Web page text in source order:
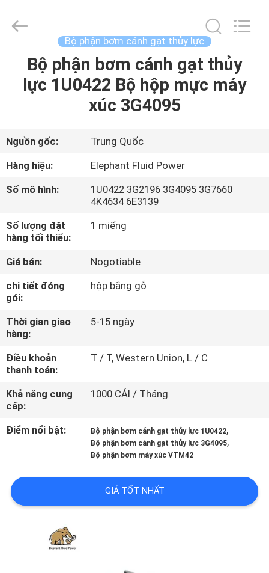
TRANG
CHỦ
SẢN
PHẨM
CHÚNG
TÔI
THAM
QUAN
NHÀ
MÁY
SOÁT
CHẤT
LIÊN
HỆ
Elephant
Bộ phận bơm cánh gạt thủy lực
Bộ phận bơm cánh gạt thủy
lực 1U0422 Bộ hộp mực máy
xúc 3G4095
Nguồn gốc:
Trung Quốc
Hàng hiệu:
Elephant Fluid Power
Số mô hình:
1U0422 3G2196 3G4095 3G7660
4K4634 6E3139
Số lượng đặt
hàng tối thiểu:
1 miếng
Giá bán:
Nogotiable
chi tiết đóng
gói:
hộp bằng gỗ
Thời gian giao
hàng:
5-15 ngày
Điều khoản
thanh toán:
T / T, Western Union, L / C
Khả năng cung
cấp:
1000 CÁI / Tháng
Điểm nổi bật: Bộ phận bơm cánh gạt thủy lực 1U0422,
Bộ phận bơm cánh gạt thủy lực 3G4095,
Bộ phận bơm máy xúc VTM42
GIÁ TỐT NHẤT